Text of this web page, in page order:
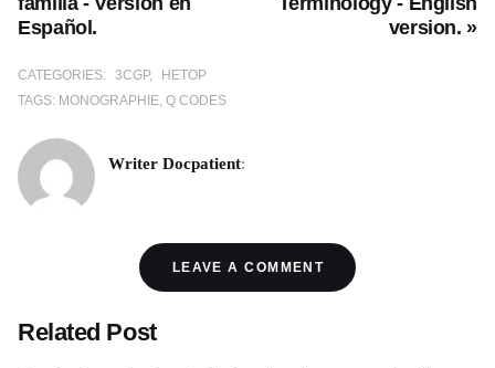
version. »
Español.
CATEGORIES: 3CGP
HETOP
TAGS: MONOGRAPHIE Q CODES
Writer Docpatient:
LEAVE A COMMENT
Related Post